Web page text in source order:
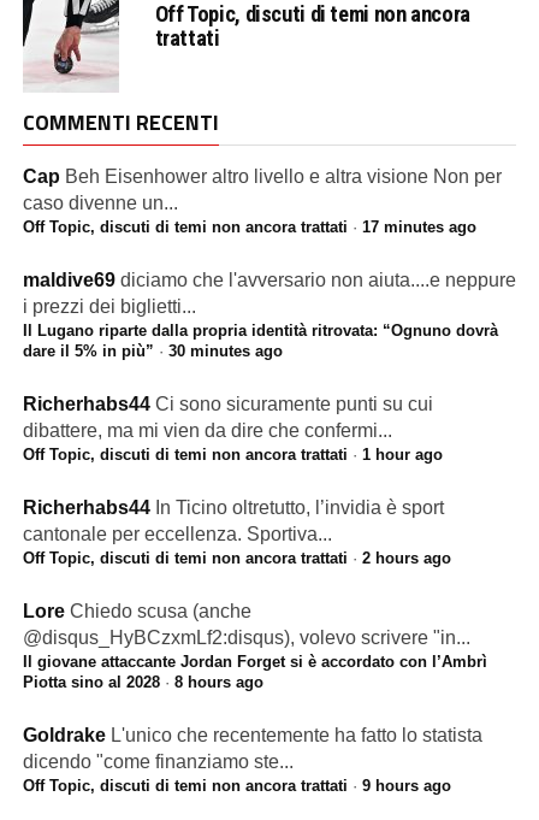
Off Topic, discuti di temi non ancora
trattati
COMMENTI RECENTI
Cap Beh Eisenhower altro livello e altra visione Non per
caso divenne un...
Off Topic, discuti di temi non ancora trattati · 17 minutes ago
maldive69 diciamo che l'avversario non aiuta....e neppure
i prezzi dei biglietti...
Il Lugano riparte dalla propria identità ritrovata: “Ognuno dovrà
dare il 5% in più” · 30 minutes ago
Richerhabs44 Ci sono sicuramente punti su cui
dibattere, ma mi vien da dire che confermi...
Off Topic, discuti di temi non ancora trattati · 1 hour ago
Richerhabs44 In Ticino oltretutto, l’invidia è sport
cantonale per eccellenza. Sportiva...
Off Topic, discuti di temi non ancora trattati · 2 hours ago
Lore Chiedo scusa (anche
@disqus_HyBCzxmLf2:disqus), volevo scrivere "in...
Il giovane attaccante Jordan Forget si è accordato con l’Ambrì
Piotta sino al 2028· 8 hours ago
Goldrake L'unico che recentemente ha fatto lo statista
dicendo "come finanziamo ste...
Off Topic, discuti di temi non ancora trattati · 9 hours ago